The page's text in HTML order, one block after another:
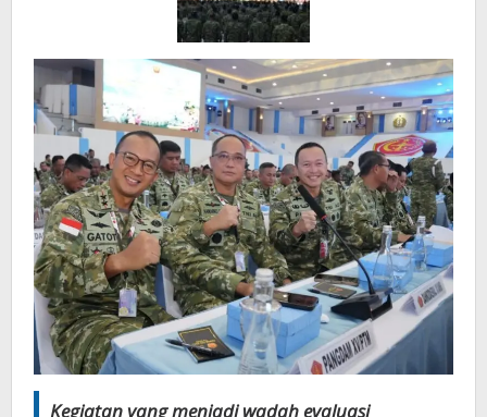
Kegiatan yang menjadi wadah evaluasi